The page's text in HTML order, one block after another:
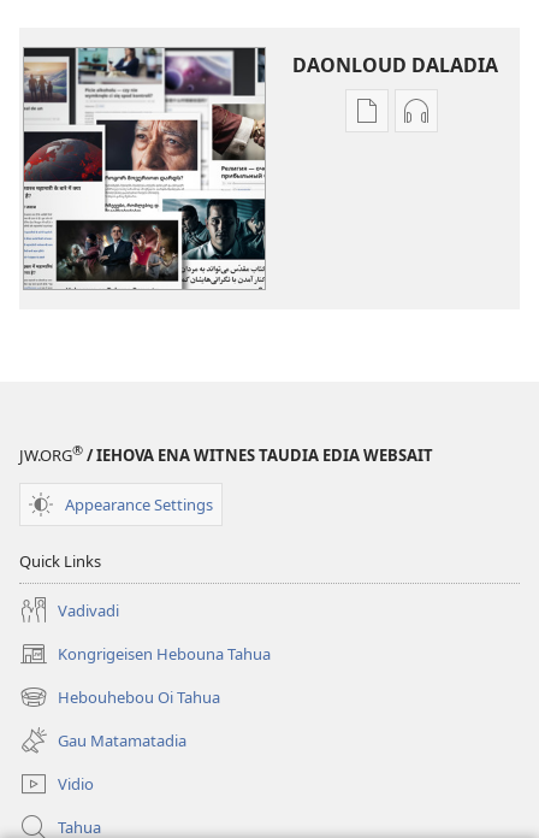
DAONLOUD DALADIA
Pablikeisen
Odio
JW.ORG® / IEHOVA ENA WITNES TAUDIA EDIA WEBSAIT
Appearance Settings
Quick Links
Vadivadi
Kongrigeisen Hebouna Tahua
(uindo
matamata
do
ia
kehoa)
Hebouhebou Oi Tahua
(uindo
matamata
do
ia
kehoa)
Gau Matamatadia
Vidio
Tahua